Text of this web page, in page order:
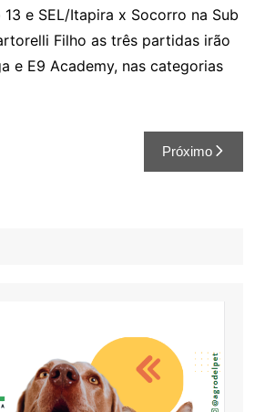
13 e SEL/Itapira x Socorro na Sub
Filho as três partidas irão
e E9 Academy, nas categorias
Próximo